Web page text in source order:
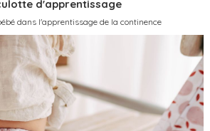
d'apprentissage
dans l'apprentissage de la continence